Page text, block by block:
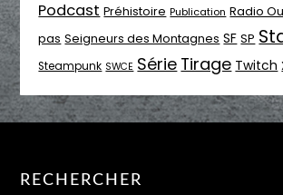
Podcast Préhistoire Publication Radio
pas Seigneurs des Montagnes SF SP
Steampunk SWCE Série Tirage Twitch
RECHERCHER